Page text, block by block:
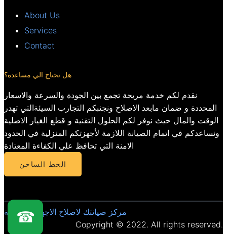
About Us
Services
Contact
هل تحتاج الي مساعدة؟
نقدم لكم خدمة مريحة تجمع بين الجودة والسرعة والاسعار
المحددة و ضمان مابعد الاصلاح ونجنبكم التجارب السيئةالتي تهدر
الوقت والمال حيث نوفر لكم الحلول التقنية و قطع الغيار الاصلية
ونساعدكم في اتمام الصيانة اللازمة لأجهزتكم المنزلية في الحدود
الامنة التي تحافظ علي الكفاءة المعتادة
الخط الساخن
مركز صيانتك لاصلاح الاجهزة المنزلية
Copyright © 2022. All rights reserved.
☎